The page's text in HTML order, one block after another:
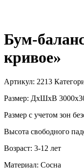
Бум-
кривое»
Артикул: 2213
Размер: ДхШхВ
Размер с учетом зон
Высота свободного
Возраст: 3-12 лет
Материал: Сосна